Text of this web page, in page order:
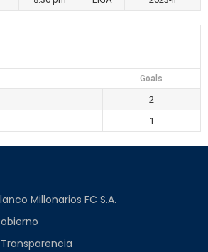
Goals
2
1
Millonarios FC S.A.